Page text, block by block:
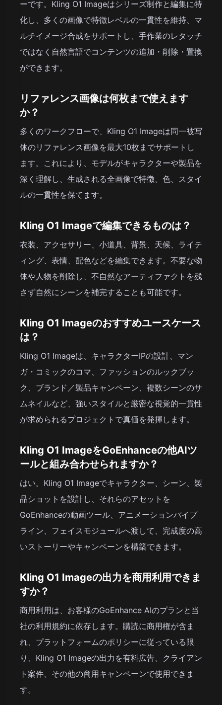
ーです。Kling O1 Imageはシリーズ制作と編集に特
化し、多くの画像で特徴レベルの一貫性を維持、マ
ルチイメージ合成をサポートし、手作業のレタッチ
ではなく自然言語でコンテンツの追加・削除・置換
ができます。
リファレンス画像は何枚まで使えます
か？
多くのワークフローで、Kling O1 Imageは同一被写
体のリファレンス画像を最大10枚までサポートし
ます。これにより、モデルがキャラクターや製品を
深く理解し、生成される全画像で特徴、色、スタイ
ルの一貫性を保てます。
Kling O1 Imageで編集できるものは？
衣装、アクセサリー、小道具、背景、天候、ライテ
ィング、表情、配色などを編集できます。不要な物
体や人物を削除し、不自然なアーティファクトを残
さず自然にシーンを補完することも可能です。
Kling O1 Imageのおすすめユースケース
は？
Kling O1 Imageは、キャラクターIPの設計、マン
ガ・コミックのコマ、ファッションのルックブッ
ク、ブランド／製品キャンペーン、複数シーンのサ
ムネイルなど、強いスタイルと厳密な視覚的一貫性
が求められるプロジェクトで真価を発揮します。
Kling O1 ImageをGoEnhanceの他AIツ
ールと組み合わせられますか？
はい。Kling O1 Imageでキャラクター、シーン、製
品ショットを設計し、それらのアセットを
GoEnhanceの動画ツール、アニメーションパイプ
ライン、フェイスモジュールへ渡して、完成度の高
いストーリーやキャンペーンを構築できます。
Kling O1 Imageの出力を商用利用できま
すか？
商用利用は、お客様のGoEnhance AIのプランと当
社の利用規約に依存します。購読に商用権が含ま
れ、プラットフォームのポリシーに従っている限
り、Kling O1 Imageの出力を有料広告、クライアン
ト案件、その他の商用キャンペーンで使用できま
す。